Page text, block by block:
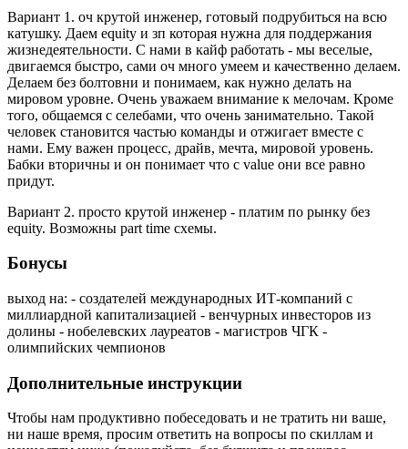
Вариант 1. оч крутой инженер, готовый подрубиться на всю
катушку. Даем equity и зп которая нужна для поддержания
жизнедеятельности. С нами в кайф работать - мы веселые,
двигаемся быстро, сами оч много умеем и качественно делаем.
Делаем без болтовни и понимаем, как нужно делать на
мировом уровне. Очень уважаем внимание к мелочам. Кроме
того, общаемся с селебами, что очень занимательно. Такой
человек становится частью команды и отжигает вместе с
нами. Ему важен процесс, драйв, мечта, мировой уровень.
Бабки вторичны и он понимает что с value они все равно
придут.
Вариант 2. просто крутой инженер - платим по рынку без
equity. Возможны part time схемы.
Бонусы
выход на: - создателей международных ИТ-компаний с
миллиардной капитализацией - венчурных инвесторов из
долины - нобелевских лауреатов - магистров ЧГК -
олимпийских чемпионов
Дополнительные инструкции
Чтобы нам продуктивно побеседовать и не тратить ни ваше,
ни наше время, просим ответить на вопросы по скиллам и